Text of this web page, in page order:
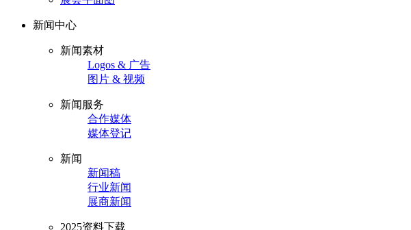
新闻中心
新闻素材
Logos & 广告
图片 & 视频
新闻服务
合作媒体
媒体登记
新闻
新闻稿
行业新闻
展商新闻
2025资料下载